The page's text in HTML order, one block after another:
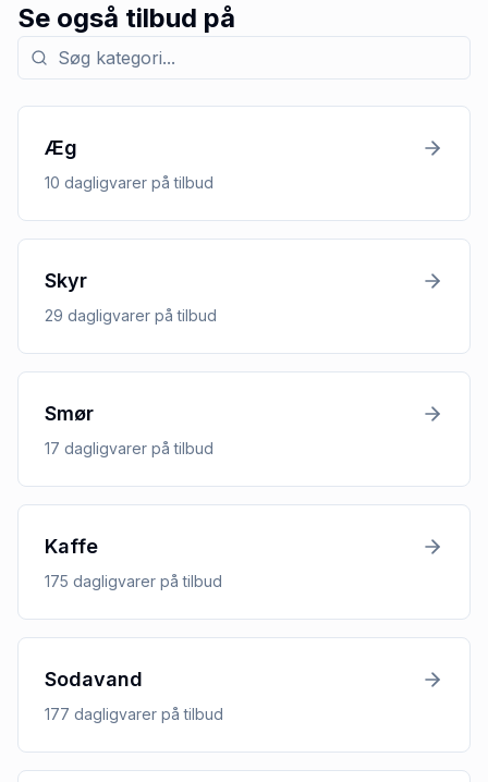
Se også tilbud på
Søg efter kategori med tilbud
Æg
10 dagligvarer på tilbud
Skyr
29 dagligvarer på tilbud
Smør
17 dagligvarer på tilbud
Kaffe
175 dagligvarer på tilbud
Sodavand
177 dagligvarer på tilbud